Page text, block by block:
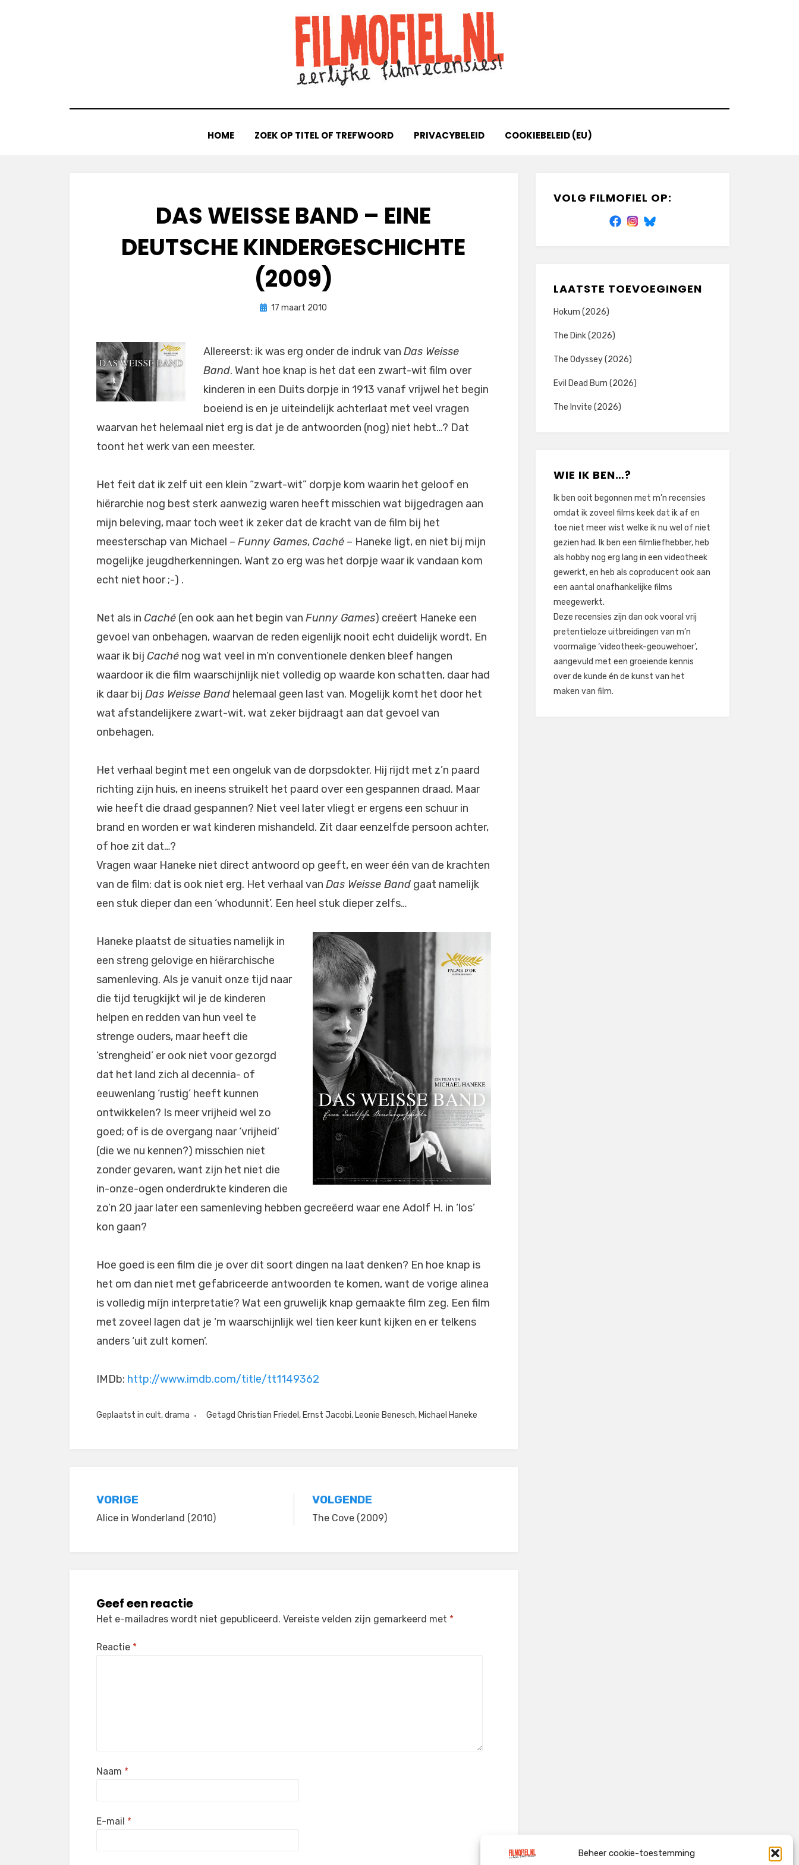
Beheer cookie-toestemming
HOME ZOEK OP TITEL OF TREFWOORD PRIVACYBELEID COOKIEBELEID (EU)
DAS WEISSE BAND – EINE D
EUTSCHE KINDERGESCHICHTE (
2009)
doorFilmofiel.nl
Geplaatst
17 maart 2010
Allereerst: ik was erg onder de indruk van Das Weisse
Band. Want hoe knap is het dat een zwart-wit film over
kinderen in een Duits dorpje in 1913 vanaf vrijwel het begin
boeiend is en je uiteindelijk achterlaat met veel vragen
waarvan het helemaal niet erg is dat je de antwoorden (nog) niet hebt…? Dat
toont het werk van een meester.
Het feit dat ik zelf uit een klein “zwart-wit” dorpje kom waarin het geloof en
hiërarchie nog best sterk aanwezig waren heeft misschien wat bijgedragen aan
mijn beleving, maar toch weet ik zeker dat de kracht van de film bij het
meesterschap van Michael – Funny Games, Caché – Haneke ligt, en niet bij mijn
mogelijke jeugdherkenningen. Want zo erg was het dorpje waar ik vandaan kom
echt niet hoor ;-) .
Net als in Caché (en ook aan het begin van Funny Games) creëert Haneke een
gevoel van onbehagen, waarvan de reden eigenlijk nooit echt duidelijk wordt. En
waar ik bij Caché nog wat veel in m’n conventionele denken bleef hangen
waardoor ik die film waarschijnlijk niet volledig op waarde kon schatten, daar had
ik daar bij Das Weisse Band helemaal geen last van. Mogelijk komt het door het
wat afstandelijkere zwart-wit, wat zeker bijdraagt aan dat gevoel van
onbehagen.
Het verhaal begint met een ongeluk van de dorpsdokter. Hij rijdt met z’n paard
richting zijn huis, en ineens struikelt het paard over een gespannen draad. Maar
wie heeft die draad gespannen? Niet veel later vliegt er ergens een schuur in
brand en worden er wat kinderen mishandeld. Zit daar eenzelfde persoon achter,
of hoe zit dat…?
Vragen waar Haneke niet direct antwoord op geeft, en weer één van de krachten
van de film: dat is ook niet erg. Het verhaal van Das Weisse Band gaat namelijk
een stuk dieper dan een ‘whodunnit’. Een heel stuk dieper zelfs…
Haneke plaatst de situaties namelijk in
een streng gelovige en hiërarchische
samenleving. Als je vanuit onze tijd naar
die tijd terugkijkt wil je de kinderen
helpen en redden van hun veel te
strenge ouders, maar heeft die
‘strengheid’ er ook niet voor gezorgd
dat het land zich al decennia- of
eeuwenlang ‘rustig’ heeft kunnen
ontwikkelen? Is meer vrijheid wel zo
goed; of is de overgang naar ‘vrijheid’
(die we nu kennen?) misschien niet
zonder gevaren, want zijn het niet die
in-onze-ogen onderdrukte kinderen die
zo’n 20 jaar later een samenleving hebben gecreëerd waar ene Adolf H. in ‘los’
kon gaan?
Hoe goed is een film die je over dit soort dingen na laat denken? En hoe knap is
het om dan niet met gefabriceerde antwoorden te komen, want de vorige alinea
is volledig míjn interpretatie? Wat een gruwelijk knap gemaakte film zeg. Een film
met zoveel lagen dat je ‘m waarschijnlijk wel tien keer kunt kijken en er telkens
anders ‘uit zult komen’.
IMDb: http://www.imdb.com/title/tt1149362
Geplaatst in cult,drama Getagd Christian Friedel , Ernst Jacobi, Leonie Benesch, Michael Haneke
Bericht
navigatie
VORIGE
Alice in Wonderland (2010)
VOLGENDE
The Cove (2009)
Geef een reactie
Het e-mailadres wordt niet gepubliceerd. Vereiste velden zijn gemarkeerd met *
Reactie *
Naam *
E-mail *
VOLG FILMOFIEL OP:
LAATSTE TOEVOEGINGEN
Hokum (2026)
The Dink (2026)
The Odyssey (2026)
Evil Dead Burn (2026)
The Invite (2026)
WIE IK BEN…?
Ik ben ooit begonnen met m’n recensies
omdat ik zoveel films keek dat ik af en
toe niet meer wist welke ik nu wel of niet
gezien had. Ik ben een filmliefhebber, heb
als hobby nog erg lang in een videotheek
gewerkt, en heb als coproducent ook aan
een aantal onafhankelijke films
meegewerkt.
Deze recensies zijn dan ook vooral vrij
pretentieloze uitbreidingen van m’n
voormalige ‘videotheek-geouwehoer’,
aangevuld met een groeiende kennis
over de kunde én de kunst van het
maken van film.